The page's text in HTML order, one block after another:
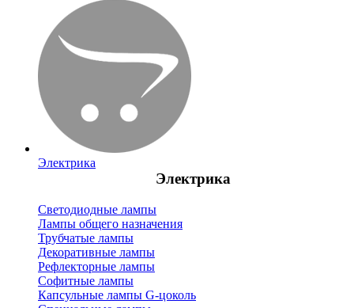
Электрика
Электрика
Светодиодные лампы
Лампы общего назначения
Трубчатые лампы
Декоративные лампы
Рефлекторные лампы
Софитные лампы
Капсульные лампы G-цоколь